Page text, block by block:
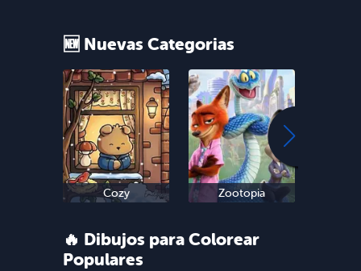
🆕 Nuevas Categorias
Cozy Zootopia
🔥 Dibujos para Colorear
Populares